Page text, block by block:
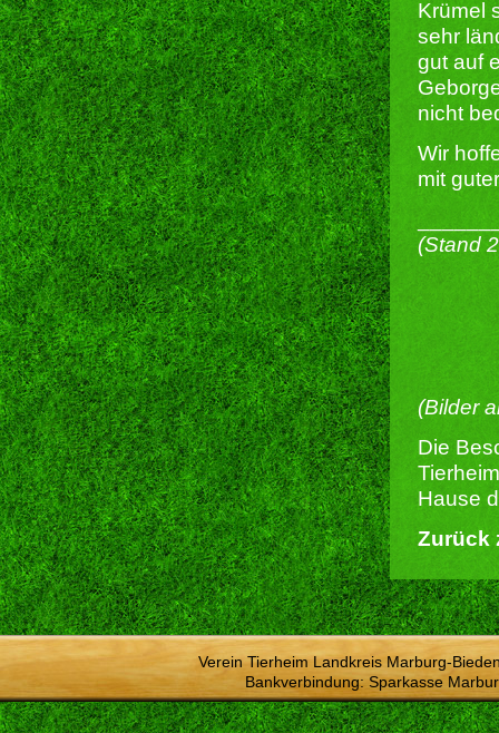
Krümel
sehr
gut auf
nicht
Wir
mit
(Stand
(Bilder
Die
Hause
Zurück
Verein Tierheim Landkreis Marburg-
Bankverbindung: Sparkasse